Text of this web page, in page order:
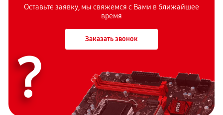
Оставьте заявку, мы свяжемся с Вами в ближайшее
время
Заказать звонок
?